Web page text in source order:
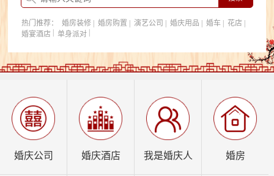
婚房购置
我是婚庆人
热门推荐： 婚房装修| 婚房购置 演艺公司 婚庆用品 婚车| 花店|
婚宴酒店| 单身派对|
婚庆公司 婚庆酒店 我是婚庆人 婚房